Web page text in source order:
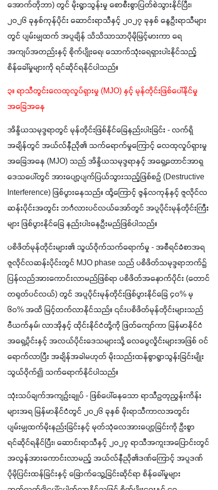
အောက်တိုဘာ) တွင် မိုးရွာသွန်းမှု စောစီးစွာပြတ်စဲသွားနိုင်ပြီး၊
၂၀၂၆ ခုနှစ်ကုန်ပိုင်း ဆောင်းရာသီနှင့် ၂၀၂၇ ခုနှစ် နွေဦးရာသီများ
တွင် ပျမ်းမျှထက် အပူချိန် သိသိသာသာပိုမိုမြင့်မားကာ ရေ
အကျပ်အတည်းနှင့် စိုက်ပျိုးရေ၊ သောက်သုံးရေရှားပါးနိုင်သည့်
စိန်ခေါ်မှုများကို ရင်ဆိုင်ရနိုင်ပါသည်။
၃။ ရာသီတွင်းလေထုလှုပ်ရှားမှု (MJO) နှင့် မုန်တိုင်းဖြစ်ပေါ်နိုင်မှု
အခြေအနေ
အိန္ဒိယသမုဒ္ဒရာတွင် မုန်တိုင်းဖြစ်နိုင်ခြေနည်းပါးခြင်း - လက်ရှိ
အချိန်တွင် အယ်လ်နီညို၏ သက်ရောက်မှုကြောင့် လေထုလှုပ်ရှားမှု
အခြေအနေ (MJO) သည် အိန္ဒိယသမုဒ္ဒရာနှင့် အရှေ့တောင်အာရှ
ဒေသပေါ်တွင် အားပျော့ပျက်ပြယ်သွားသည့်ဖြစ်စဉ် (Destructive
Interference) ဖြစ်ပွားနေသည်။ ထို့ကြောင့် ဇွန်လကုန်နှင့် ဇူလိုင်လ
ဆန်းပိုင်းအတွင်း ဘင်္ဂလားပင်လယ်အော်တွင် အပူပိုင်းမုန်တိုင်းကြီး
များ ဖြစ်ပွားနိုင်ခြေ နည်းပါးနေဦးမည်ဖြစ်ပါသည်။
ပစိဖိတ်မုန်တိုင်းများ၏ သွယ်ဝိုက်သက်ရောက်မှု - အစီရင်ခံစာအရ
ဇူလိုင်လဆန်းပိုင်းတွင် MJO phase သည် ပစိဖိတ်သမုဒ္ဒရာဘက်၌
ပြန်လည်အားကောင်းလာမည်ဖြစ်ရာ ပစိဖိတ်အနောက်ပိုင်း (တောင်
တရုတ်ပင်လယ်) တွင် အပူပိုင်းမုန်တိုင်းဖြစ်ပွားနိုင်ခြေ ၄၀% မှ
၆၀% အထိ မြင့်တက်လာနိုင်သည်။ ၎င်းပစိဖိတ်မုန်တိုင်းများသည်
ဗီယက်နမ်၊ လာအိုနှင့် ထိုင်းနိုင်ငံတို့ကို ဖြတ်ကျော်ကာ မြန်မာနိုင်ငံ
အရှေ့ပိုင်းနှင့် အလယ်ပိုင်းဒေသများသို့ လေပွေလှိုင်းများအဖြစ် ဝင်
ရောက်လာပြီး အချိန်အခါမဟုတ် မိုးသည်းထန်စွာရွာသွန်းခြင်းမျိုး
သွယ်ဝိုက်၍ သက်ရောက်နိုင်ပါသည်။
သုံးသပ်ချက်အကျဉ်းချုပ် - ဖြစ်ပေါ်နေသော ရာသီဥတုညွှန်းကိန်း
များအရ မြန်မာနိုင်ငံတွင် ၂၀၂၆ ခုနှစ် မိုးရာသီကာလအတွင်း
ပျမ်းမျှထက်မိုးနည်းခြင်းနှင့် မုတ်သုံလေအားပျော့ခြင်းကို ဦးစွာ
ရင်ဆိုင်ရနိုင်ပြီး၊ ဆောင်းရာသီနှင့် ၂၀၂၇ ရာသီအကူးအပြောင်းတွင်
အလွန်အားကောင်းလာမည့် အယ်လ်နီညို၏ဒဏ်ကြောင့် အပူဒဏ်
ပိုမိုပြင်းထန်ခြင်းနှင့် ခြောက်သွေ့ခြင်းဆိုင်ရာ စိန်ခေါ်မှုများ